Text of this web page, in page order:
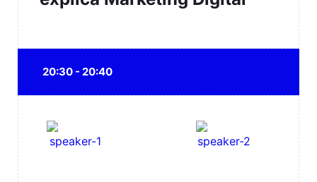
20:30 - 20:40